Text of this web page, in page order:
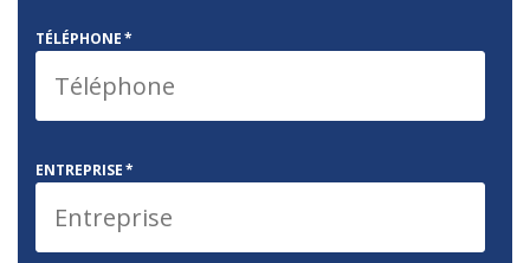
TÉLÉPHONE*
ENTREPRISE*